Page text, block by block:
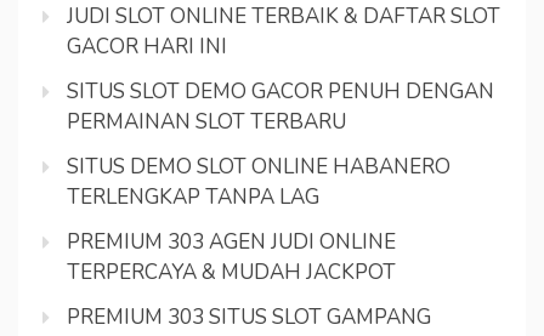
JUDI SLOT ONLINE TERBAIK & DAFTAR SLOT
GACOR HARI INI
SITUS SLOT DEMO GACOR PENUH DENGAN
PERMAINAN SLOT TERBARU
SITUS DEMO SLOT ONLINE HABANERO
TERLENGKAP TANPA LAG
PREMIUM 303 AGEN JUDI ONLINE
TERPERCAYA & MUDAH JACKPOT
PREMIUM 303 SITUS SLOT GAMPANG